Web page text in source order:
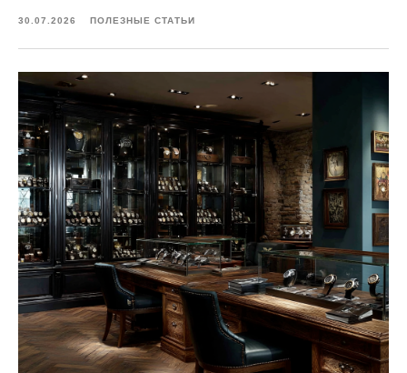
30.07.2026 ПОЛЕЗНЫЕ СТАТЬИ